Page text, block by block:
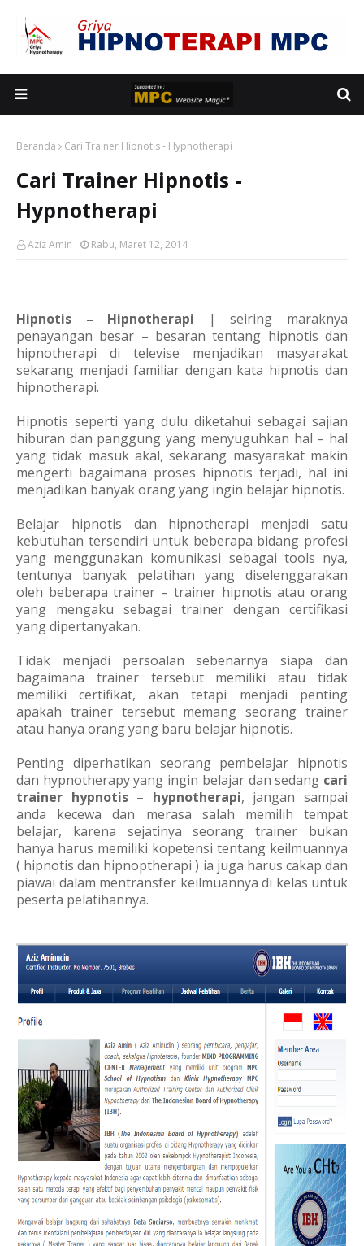
Beranda Cari Trainer Hipnotis - Hypnotherapi
Cari Trainer Hipnotis -
Hypnotherapi
Aziz Amin Rabu, Maret 12, 2014
Hipnotis – Hipnotherapi | seiring maraknya
penayangan besar – besaran tentang hipnotis dan
hipnotherapi di televise menjadikan masyarakat
sekarang menjadi familiar dengan kata hipnotis dan
hipnotherapi.
Hipnotis seperti yang dulu diketahui sebagai sajian
hiburan dan panggung yang menyuguhkan hal – hal
yang tidak masuk akal, sekarang masyarakat makin
mengerti bagaimana proses hipnotis terjadi, hal ini
menjadikan banyak orang yang ingin belajar hipnotis.
Belajar hipnotis dan hipnotherapi menjadi satu
kebutuhan tersendiri untuk beberapa bidang profesi
yang menggunakan komunikasi sebagai tools nya,
tentunya banyak pelatihan yang diselenggarakan
oleh beberapa trainer – trainer hipnotis atau orang
yang mengaku sebagai trainer dengan certifikasi
yang dipertanyakan.
Tidak menjadi persoalan sebenarnya siapa dan
bagaimana trainer tersebut memiliki atau tidak
memiliki certifikat, akan tetapi menjadi penting
apakah trainer tersebut memang seorang trainer
atau hanya orang yang baru belajar hipnotis.
Penting diperhatikan seorang pembelajar hipnotis
dan hypnotherapy yang ingin belajar dan sedang cari
trainer hypnotis – hypnotherapi, jangan sampai
anda kecewa dan merasa salah memilih tempat
belajar, karena sejatinya seorang trainer bukan
hanya harus memiliki kopetensi tentang keilmuannya
( hipnotis dan hipnoptherapi ) ia juga harus cakap dan
piawai dalam mentransfer keilmuannya di kelas untuk
peserta pelatihannya.